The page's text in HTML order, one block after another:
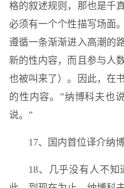
格的叙述规则，那也是千
必须有一个个性描写场面
遵循一条渐渐进入高潮的
新的性内容，而且参与人
也被叫来了）。因此，在
的性内容。”纳博科夫也
说。”
17、国内首位译介纳
18、几乎没有人不